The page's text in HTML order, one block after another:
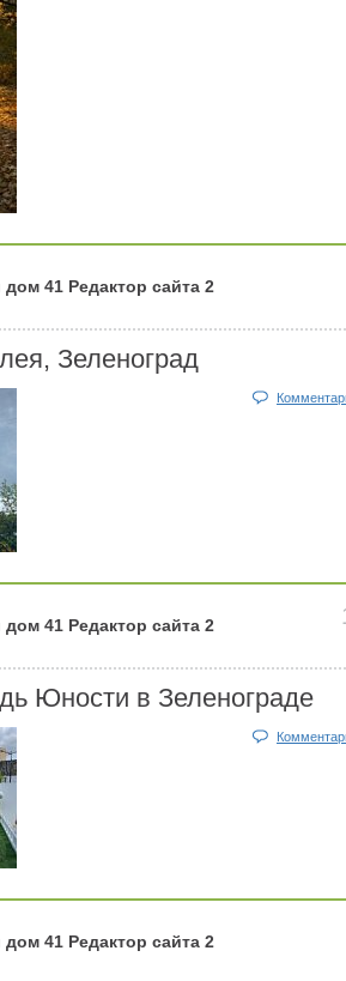
дом 41 Редактор сайта 2
Зеленоград
дом 41 Редактор сайта 2
Юности в Зеленограде
дом 41 Редактор сайта 2